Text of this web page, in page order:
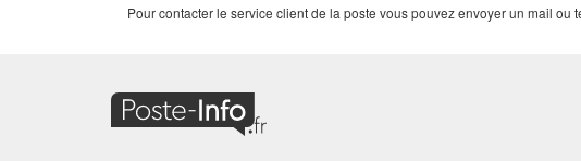
Pour contacter le service client de la poste vous pouvez envoyer un mail